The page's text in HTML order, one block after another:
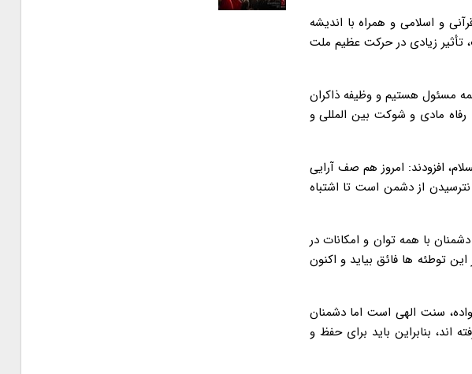
و اسلامی و همراه با اندیشه
تأثیر زیادی در حرکت عظیم ملت
مسئول هستیم و وظیفه ذاکران
مادی و شوکت بین المللی و
افزودند: امروز هم صف آرایی
از دشمن است تا اشتباه
با همه توان و امکانات در
توطئه ها فائق بیاید و اکنون
سنت الهی است اما دشمنان
بنابراین باید برای حفظ و